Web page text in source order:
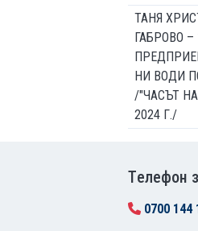
ТАНЯ
ГАБРОВО –
НИ ВОДИ
/"ЧАСЪТ
2024 Г./
Tелефон
0700 144